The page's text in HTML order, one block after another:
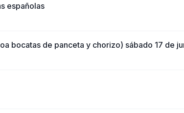
españolas
bocatas de panceta y chorizo) sábado 17 de